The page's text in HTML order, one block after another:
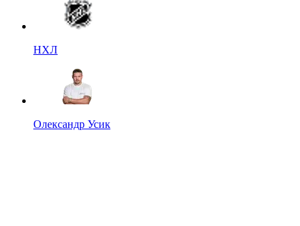
НХЛ
Олександр Усик